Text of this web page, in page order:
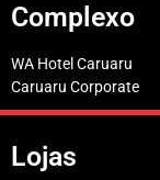
Complexo
WA Hotel Caruaru
Caruaru Corporate
Lojas